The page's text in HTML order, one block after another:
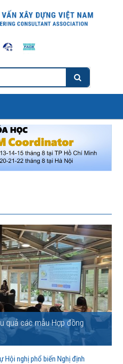
quả các mẫu Hợp đồng
Hội nghị phổ biến Nghị định